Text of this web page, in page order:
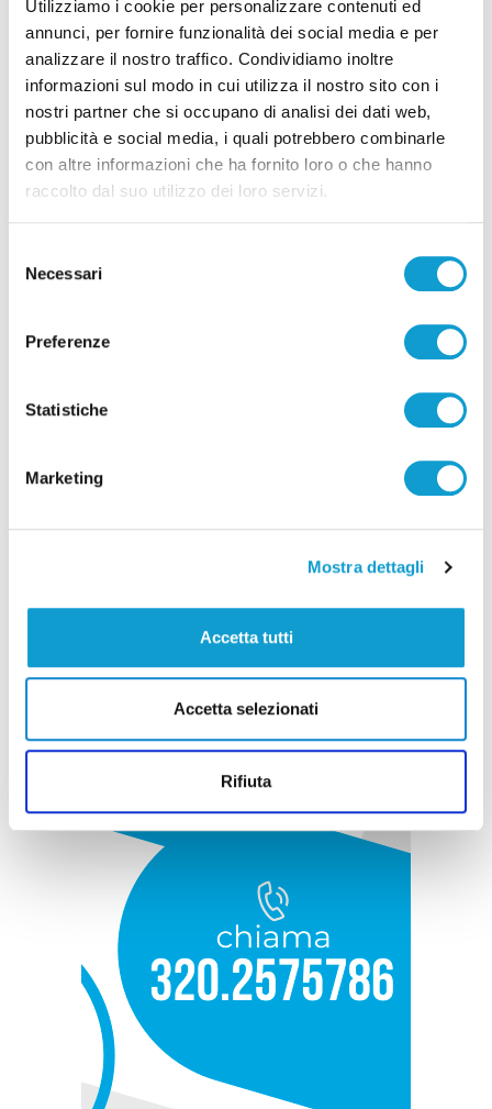
Utilizziamo i cookie per personalizzare contenuti ed
annunci, per fornire funzionalità dei social media e per
analizzare il nostro traffico. Condividiamo inoltre
informazioni sul modo in cui utilizza il nostro sito con i
nostri partner che si occupano di analisi dei dati web,
pubblicità e social media, i quali potrebbero combinarle
con altre informazioni che ha fornito loro o che hanno
raccolto dal suo utilizzo dei loro servizi.
delNecessari
Preferenze
Statistiche
Marketing
Mostra dettagli
Accetta tutti
Accetta selezionati
Rifiuta
Pubblicità